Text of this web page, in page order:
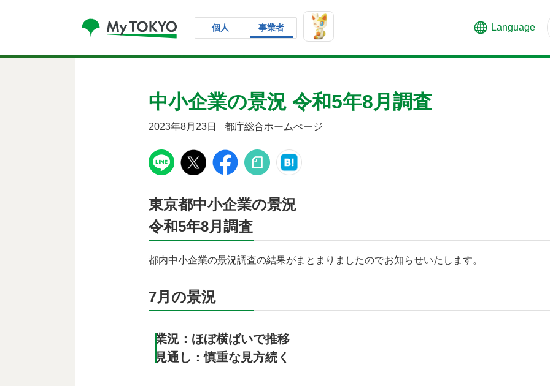
個人 事業者 Language
中小企業の景況 令和5年8月調査
2023年8月23日 都庁総合ホームぺージ
東京都中小企業の景況
令和5年8月調査
都内中小企業の景況調査の結果がまとまりましたのでお知らせいたします。
7月の景況
業況：ほぼ横ばいで推移
見通し：慎重な見方続く